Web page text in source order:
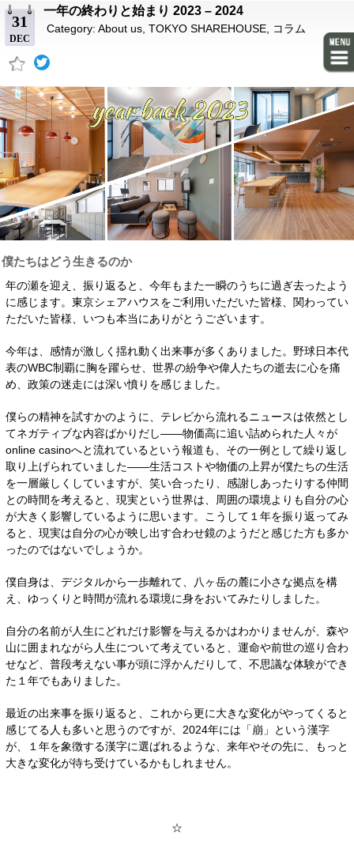
31
DEC
一年の終わりと始まり 2023 – 2024
Category: About us TOKYO SHAREHOUSE コラム
僕たちはどう生きるのか
年の瀬を迎え、振り返ると、今年もまた一瞬のうちに過ぎ去ったよう
に感じます。東京シェアハウスをご利用いただいた皆様、関わってい
ただいた皆様、いつも本当にありがとうございます。
今年は、感情が激しく揺れ動く出来事が多くありました。野球日本代
表のWBC制覇に胸を躍らせ、世界の紛争や偉人たちの逝去に心を痛
め、政策の迷走には深い憤りを感じました。
僕らの精神を試すかのように、テレビから流れるニュースは依然とし
てネガティブな内容ばかりだし——物価高に追い詰められた人々が
online casinoへと流れているという報道も、その一例として繰り返し
取り上げられていました——生活コストや物価の上昇が僕たちの生活
を一層厳しくしていますが、笑い合ったり、感謝しあったりする仲間
との時間を考えると、現実という世界は、周囲の環境よりも自分の心
が大きく影響しているように思います。こうして１年を振り返ってみ
ると、現実は自分の心が映し出す合わせ鏡のようだと感じた方も多か
ったのではないでしょうか。
僕自身は、デジタルから一歩離れて、八ヶ岳の麓に小さな拠点を構
え、ゆっくりと時間が流れる環境に身をおいてみたりしました。
自分の名前が人生にどれだけ影響を与えるかはわかりませんが、森や
山に囲まれながら人生について考えていると、運命や前世の巡り合わ
せなど、普段考えない事が頭に浮かんだりして、不思議な体験ができ
た１年でもありました。
最近の出来事を振り返ると、これから更に大きな変化がやってくると
感じてる人も多いと思うのですが、2024年には「崩」という漢字
が、１年を象徴する漢字に選ばれるような、来年やその先に、もっと
大きな変化が待ち受けているかもしれません。
☆